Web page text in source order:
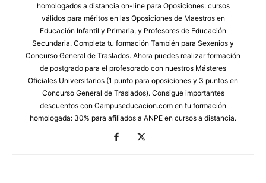
homologados a distancia on-line para Oposiciones: cursos
válidos para méritos en las Oposiciones de Maestros en
Educación Infantil y Primaria, y Profesores de Educación
Secundaria. Completa tu formación También para Sexenios y
Concurso General de Traslados. Ahora puedes realizar formación
de postgrado para el profesorado con nuestros Másteres
Oficiales Universitarios (1 punto para oposiciones y 3 puntos en
Concurso General de Traslados). Consigue importantes
descuentos con Campuseducacion.com en tu formación
homologada: 30% para afiliados a ANPE en cursos a distancia.